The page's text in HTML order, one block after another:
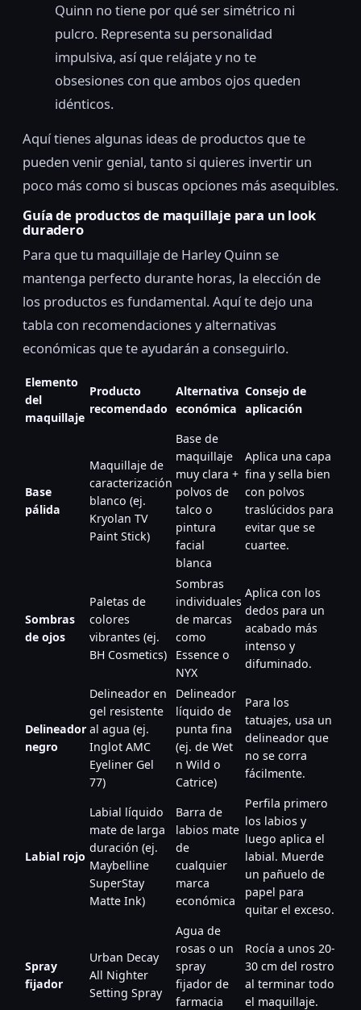
Quinn no tiene por qué ser simétrico ni
pulcro. Representa su personalidad
impulsiva, así que relájate y no te
obsesiones con que ambos ojos queden
idénticos.
Aquí tienes algunas ideas de productos que te
pueden venir genial, tanto si quieres invertir un
poco más como si buscas opciones más asequibles.
Guía de productos de maquillaje para un look
duradero
Para que tu maquillaje de Harley Quinn se
mantenga perfecto durante horas, la elección de
los productos es fundamental. Aquí te dejo una
tabla con recomendaciones y alternativas
económicas que te ayudarán a conseguirlo.
Elemento
del
maquillaje
Producto
recomendado
Alternativa
económica
Consejo de
aplicación
Base
pálida
Maquillaje de
caracterización
blanco (ej.
Kryolan TV
Paint Stick)
Base de
maquillaje
muy clara +
polvos de
talco o
pintura
facial
blanca
Aplica una capa
fina y sella bien
con polvos
traslúcidos para
evitar que se
cuartee.
Sombras
de ojos
Paletas de
colores
vibrantes (ej.
BH Cosmetics)
Sombras
individuales
de marcas
como
Essence o
NYX
Aplica con los
dedos para un
acabado más
intenso y
difuminado.
Delineador
negro
Delineador en
gel resistente
al agua (ej.
Inglot AMC
Eyeliner Gel
77)
Delineador
líquido de
punta fina
(ej. de Wet
n Wild o
Catrice)
Para los
tatuajes, usa un
delineador que
no se corra
fácilmente.
Labial rojo
Labial líquido
mate de larga
duración (ej.
Maybelline
SuperStay
Matte Ink)
Barra de
labios mate
de
cualquier
marca
económica
Perfila primero
los labios y
luego aplica el
labial. Muerde
un pañuelo de
papel para
quitar el exceso.
Spray
fijador
Urban Decay
All Nighter
Setting Spray
Agua de
rosas o un
spray
fijador de
farmacia
Rocía a unos 20-
30 cm del rostro
al terminar todo
el maquillaje.